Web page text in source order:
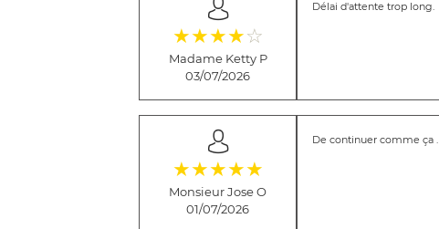
(*)
★ (*)
★ (*)
★ (*)
★ ( )
☆
Madame Ketty P
03/07/2026
Délai d'attente trop long.
(*)
★ (*)
★ (*)
★ (*)
★ (*)
★
Monsieur Jose O
01/07/2026
De continuer comme ça .